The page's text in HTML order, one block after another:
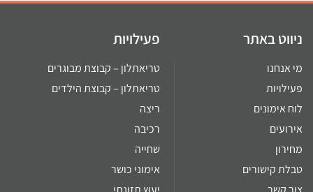
ניווט באתר
מי אנחנו
פעילויות
לוח אימונים
אירועים
מחירון
טבלת קישורים
פעילויות
טריאתלון – קבוצת מבוגרים
טריאתלון – קבוצת הילדים
ריצה
רכיבה
שחייה
אימוני כושר